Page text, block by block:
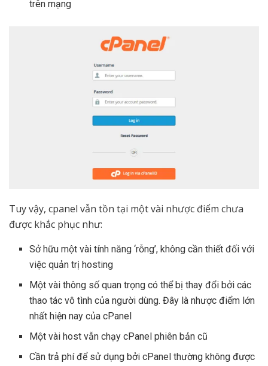
trên mạng
Tuy vậy, cpanel vẫn tồn tại một vài nhược điểm chưa
được khắc phục như:
Sở hữu một vài tính năng ‘rỗng’, không cần thiết đối với
việc quản trị hosting
Một vài thông số quan trọng có thể bị thay đổi bởi các
thao tác vô tình của người dùng. Đây là nhược điểm lớn
nhất hiện nay của cPanel
Một vài host vẫn chạy cPanel phiên bản cũ
Cần trả phí để sử dụng bởi cPanel thường không được